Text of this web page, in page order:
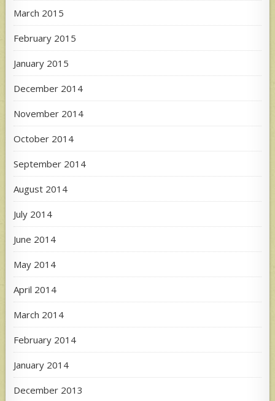
March 2015
February 2015
January 2015
December 2014
November 2014
October 2014
September 2014
August 2014
July 2014
June 2014
May 2014
April 2014
March 2014
February 2014
January 2014
December 2013